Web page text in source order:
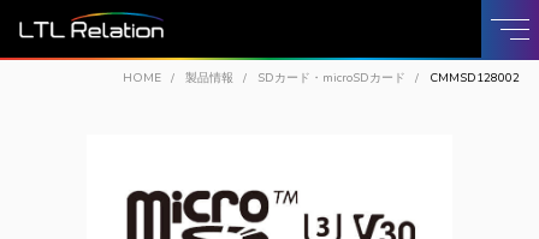
HOME 製品情報 SDカード・microSDカード CMMSD128002